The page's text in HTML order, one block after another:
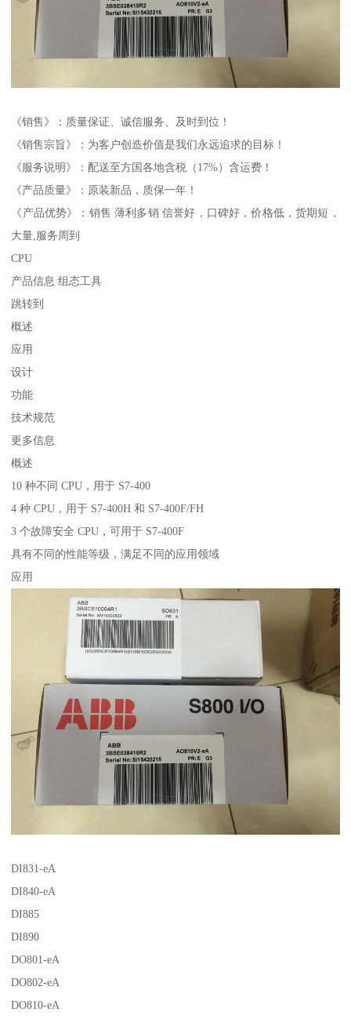
《销售》：质量保证、诚信服务、及时到位！
《销售宗旨》：为客户创造价值是我们永远追求的目标！
《服务说明》：配送至方国各地含税（17%）含运费！
《产品质量》：原装新品，质保一年！
《产品优势》：销售 薄利多销 信誉好，口碑好，价格低，货期短，
大量,服务周到
CPU
产品信息 组态工具
跳转到
概述
应用
设计
功能
技术规范
更多信息
概述
10 种不同 CPU，用于 S7-400
4 种 CPU，用于 S7-400H 和 S7-400F/FH
3 个故障安全 CPU，可用于 S7-400F
具有不同的性能等级，满足不同的应用领域
应用
DI831-eA
DI840-eA
DI885
DI890
DO801-eA
DO802-eA
DO810-eA